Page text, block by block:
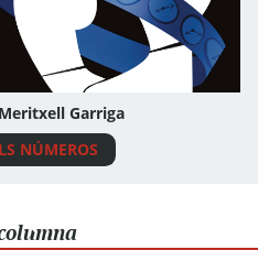
Garriga
NÚMEROS